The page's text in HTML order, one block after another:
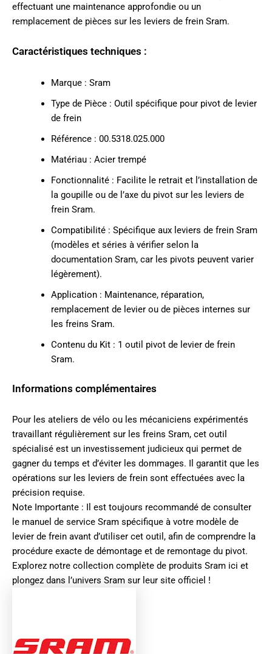
effectuant une maintenance approfondie ou un
remplacement de pièces sur les leviers de frein Sram.
Caractéristiques techniques :
Marque : Sram
Type de Pièce : Outil spécifique pour pivot de levier
de frein
Référence : 00.5318.025.000
Matériau : Acier trempé
Fonctionnalité : Facilite le retrait et l’installation de
la goupille ou de l’axe du pivot sur les leviers de
frein Sram.
Compatibilité : Spécifique aux leviers de frein Sram
(modèles et séries à vérifier selon la
documentation Sram, car les pivots peuvent varier
légèrement).
Application : Maintenance, réparation,
remplacement de levier ou de pièces internes sur
les freins Sram.
Contenu du Kit : 1 outil pivot de levier de frein
Sram.
Informations complémentaires
Pour les ateliers de vélo ou les mécaniciens expérimentés
travaillant régulièrement sur les freins Sram, cet outil
spécialisé est un investissement judicieux qui permet de
gagner du temps et d’éviter les dommages. Il garantit que les
opérations sur les leviers de frein sont effectuées avec la
précision requise.
Note Importante : Il est toujours recommandé de consulter
le manuel de service Sram spécifique à votre modèle de
levier de frein avant d’utiliser cet outil, afin de comprendre la
procédure exacte de démontage et de remontage du pivot.
Explorez notre collection complète de produits Sram ici et
plongez dans l’univers Sram sur leur site officiel !